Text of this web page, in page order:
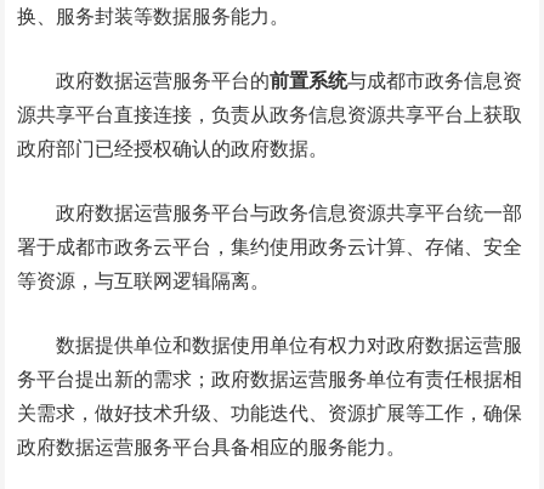
换、服务封装等数据服务能力。
政府数据运营服务平台的前置系统与成都市政务信息资
源共享平台直接连接，负责从政务信息资源共享平台上获取
政府部门已经授权确认的政府数据。
政府数据运营服务平台与政务信息资源共享平台统一部
署于成都市政务云平台，集约使用政务云计算、存储、安全
等资源，与互联网逻辑隔离。
数据提供单位和数据使用单位有权力对政府数据运营服
务平台提出新的需求；政府数据运营服务单位有责任根据相
关需求，做好技术升级、功能迭代、资源扩展等工作，确保
政府数据运营服务平台具备相应的服务能力。